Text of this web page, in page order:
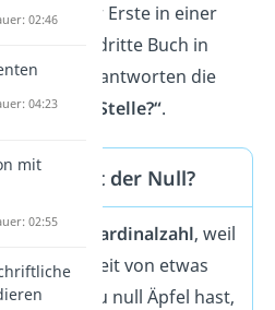
wie der Erste in einer
oder das dritte Buch in
Sie beantworten die
welcher Stelle?“.
ist mit der Null?
ist eine Kardinalzahl, weil
Abwesenheit von etwas
Wenn du null Äpfel hast,
02:46
04:23
mit
02:55